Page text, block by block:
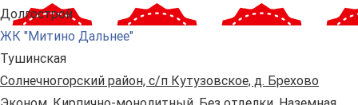
Долгострой
ЖК "Митино Дальнее"
Тушинская
Солнечногорский район, с/п Кутузовское, д. Брехово